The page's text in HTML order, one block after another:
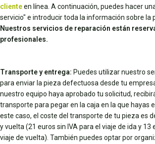
clienteen línea. A continuación, puedes hacer
servicio" e introducir toda la información sobre la
Nuestros servicios de reparación están
profesionales.
Transporte y entrega: Puedes utilizar nuestro
para enviar la pieza defectuosa desde tu
nuestro equipo haya aprobado tu solicitud,
transporte para pegar en la caja en la que hayas
este caso, el coste del transporte de tu pieza es
y vuelta (21 euros sin IVA para el viaje de ida y 13
viaje de vuelta). También puedes optar por